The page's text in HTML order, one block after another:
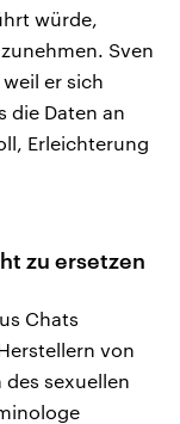
würde,
Sven
er sich
die Daten an
Erleichterung
zu ersetzen
Chats
von
sexuellen